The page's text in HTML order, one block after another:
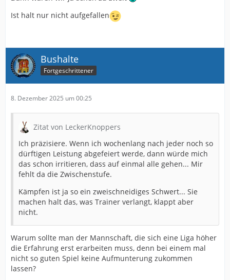
Ist halt nur nicht aufgefallen
Bushalte
Fortgeschrittener
8. Dezember 2025 um 00:25
Zitat von LeckerKnoppers
Ich präzisiere. Wenn ich wochenlang nach jeder noch so
dürftigen Leistung abgefeiert werde, dann würde mich
das schon irritieren, dass auf einmal alle gehen... Mir
fehlt da die Zwischenstufe.
Kämpfen ist ja so ein zweischneidiges Schwert... Sie
machen halt das, was Trainer verlangt, klappt aber
nicht.
Warum sollte man der Mannschaft, die sich eine Liga höher
die Erfahrung erst erarbeiten muss, denn bei einem mal
nicht so guten Spiel keine Aufmunterung zukommen
lassen?